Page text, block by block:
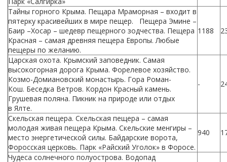
Тайны горного Крыма. Пещара Мраморная – входит в
пятерку красивейших в мире пещер. Пещера Эмине –
Баир –Хосар – шедевр пещерного зодчества. Пещера
Красная – самая древняя пещера Европы. Любые
пещеры по желанию.
1188
Царская охота. Крымский заповедник. Самая
высокогорная дорога Крыма. Форелевое хозяйство.
Козмо-Домиановский монастырь. Гора Роман-
Кош. Беседка Ветров. Кордон Красный камень.
Грушевая поляна. Пикник на природе или отдых
в Ялте.
-
Скельская пещера. Скельская пещера – самая
молодая живая пещера Крыма. Скельские менгиры –
место энергетической силы. Байдарские ворота,
Форосская церковь. Парк «Райский Уголок» в Форосе.
940
Чудеса солнечного полуострова. Водопад